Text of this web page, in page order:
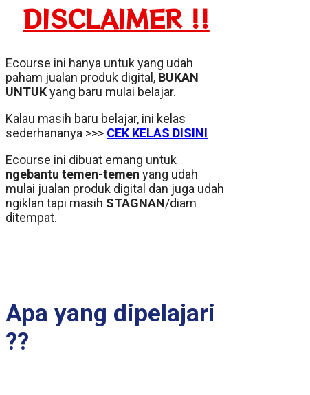
DISCLAIMER !!
Ecourse ini hanya untuk yang udah
paham jualan produk digital, BUKAN
UNTUKyang baru mulai belajar.
Kalau masih baru belajar, ini kelas
sederhananya >>> CEK KELAS DISINI
Ecourse ini dibuat emang untuk
ngebantu temen-temen yang udah
mulai jualan produk digital dan juga udah
ngiklan tapi masih STAGNAN/diam
ditempat.
Apa yang dipelajari
??